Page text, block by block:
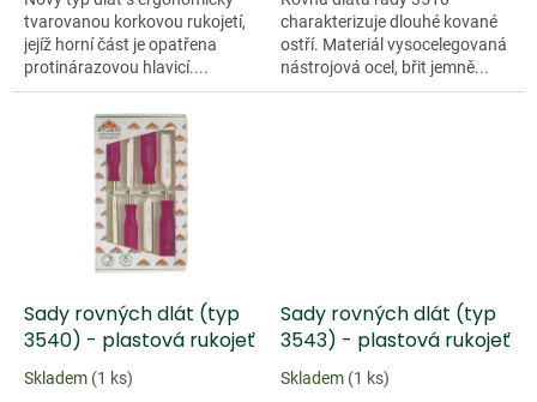
tvarovanou korkovou rukojetí,
jejíž horní část je opatřena
protinárazovou hlavicí....
charakterizuje dlouhé kované
ostří. Materiál vysocelegovaná
nástrojová ocel, břit jemně...
Sady rovných dlát (typ
3540) - plastová rukojeť
Skladem (1 ks)
Sady rovných dlát (typ
3543) - plastová rukojeť
Skladem (1 ks)